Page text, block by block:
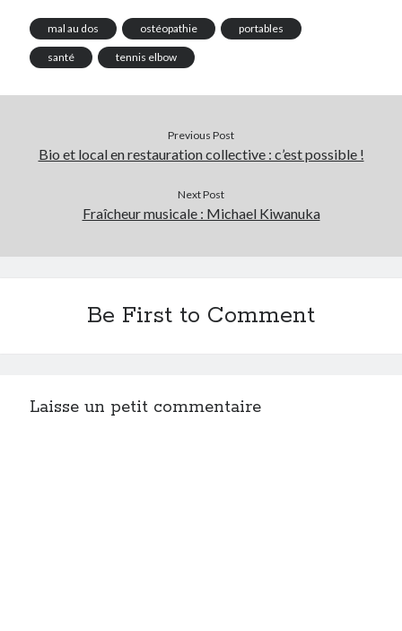
mal au dos ostéopathie portables
santé tennis elbow
Previous Post
Bio et local en restauration collective : c’est possible !
Next Post
Fraîcheur musicale : Michael Kiwanuka
Be First to Comment
Laisse un petit commentaire